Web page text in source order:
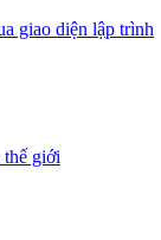
giao diện lập trình
thế giới